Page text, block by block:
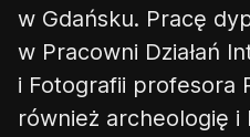
w Gdańsku. Pracę
w Pracowni Działań
i Fotografii profesora
również archeologię